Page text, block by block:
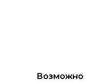
Возможно